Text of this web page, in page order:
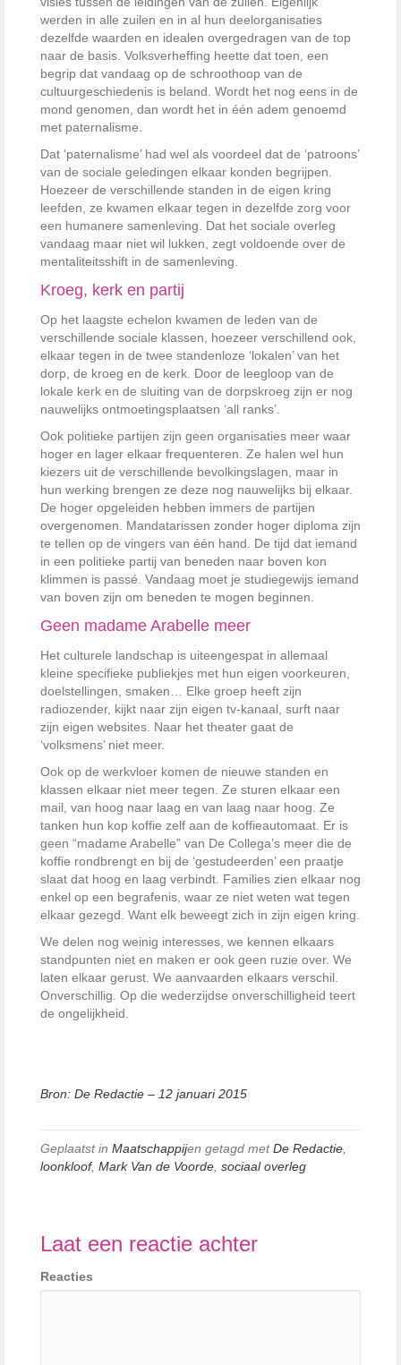
werden in alle zuilen en in al hun deelorganisaties
dezelfde waarden en idealen overgedragen van de top
naar de basis. Volksverheffing heette dat toen, een
begrip dat vandaag op de schroothoop van de
cultuurgeschiedenis is beland. Wordt het nog eens in de
mond genomen, dan wordt het in één adem genoemd
met paternalisme.
Dat ‘paternalisme’ had wel als voordeel dat de ‘patroons’
van de sociale geledingen elkaar konden begrijpen.
Hoezeer de verschillende standen in de eigen kring
leefden, ze kwamen elkaar tegen in dezelfde zorg voor
een humanere samenleving. Dat het sociale overleg
vandaag maar niet wil lukken, zegt voldoende over de
mentaliteitsshift in de samenleving.
Kroeg, kerk en partij
Op het laagste echelon kwamen de leden van de
verschillende sociale klassen, hoezeer verschillend ook,
elkaar tegen in de twee standenloze ‘lokalen’ van het
dorp, de kroeg en de kerk. Door de leegloop van de
lokale kerk en de sluiting van de dorpskroeg zijn er nog
nauwelijks ontmoetingsplaatsen ‘all ranks’.
Ook politieke partijen zijn geen organisaties meer waar
hoger en lager elkaar frequenteren. Ze halen wel hun
kiezers uit de verschillende bevolkingslagen, maar in
hun werking brengen ze deze nog nauwelijks bij elkaar.
De hoger opgeleiden hebben immers de partijen
overgenomen. Mandatarissen zonder hoger diploma zijn
te tellen op de vingers van één hand. De tijd dat iemand
in een politieke partij van beneden naar boven kon
klimmen is passé. Vandaag moet je studiegewijs iemand
van boven zijn om beneden te mogen beginnen.
Geen madame Arabelle meer
Het culturele landschap is uiteengespat in allemaal
kleine specifieke publiekjes met hun eigen voorkeuren,
doelstellingen, smaken… Elke groep heeft zijn
radiozender, kijkt naar zijn eigen tv-kanaal, surft naar
zijn eigen websites. Naar het theater gaat de
‘volksmens’ niet meer.
Ook op de werkvloer komen de nieuwe standen en
klassen elkaar niet meer tegen. Ze sturen elkaar een
mail, van hoog naar laag en van laag naar hoog. Ze
tanken hun kop koffie zelf aan de koffieautomaat. Er is
geen “madame Arabelle” van De Collega’s meer die de
koffie rondbrengt en bij de ‘gestudeerden’ een praatje
slaat dat hoog en laag verbindt. Families zien elkaar nog
enkel op een begrafenis, waar ze niet weten wat tegen
elkaar gezegd. Want elk beweegt zich in zijn eigen kring.
We delen nog weinig interesses, we kennen elkaars
standpunten niet en maken er ook geen ruzie over. We
laten elkaar gerust. We aanvaarden elkaars verschil.
Onverschillig. Op die wederzijdse onverschilligheid teert
de ongelijkheid.
Bron: De Redactie – 12 januari 2015
Geplaatst in Maatschappijen getagd metDe Redactie
loonkloof, Mark Van de Voorde sociaal overleg
Laat een reactie achter
Reacties